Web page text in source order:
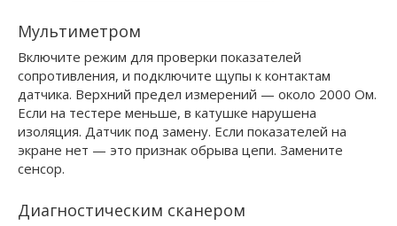
Мультиметром
Включите режим для проверки показателей
сопротивления, и подключите щупы к контактам
датчика. Верхний предел измерений — около 2000 Ом.
Если на тестере меньше, в катушке нарушена
изоляция. Датчик под замену. Если показателей на
экране нет — это признак обрыва цепи. Замените
сенсор.
Диагностическим сканером